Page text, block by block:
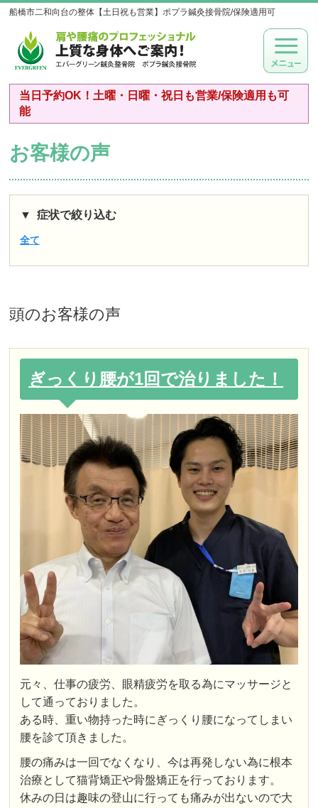
船橋市二和向台の整体【土日祝も営業】ポプラ鍼灸接骨院/保険適用可
当日予約OK！土曜・日曜・祝日も営業/保険適用も可
能
お客様の声
症状で絞り込む
全て
頭のお客様の声
ぎっくり腰が1回で治りました！
元々、仕事の疲労、眼精疲労を取る為にマッサージと
して通っておりました。
ある時、重い物持った時にぎっくり腰になってしまい
腰を診て頂きました。
腰の痛みは一回でなくなり、今は再発しない為に根本
治療として猫背矯正や骨盤矯正を行っております。
休みの日は趣味の登山に行っても痛みが出ないので大